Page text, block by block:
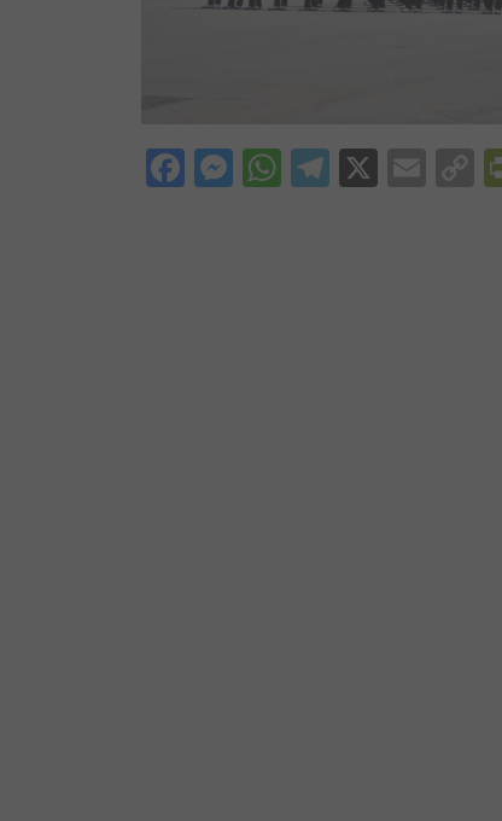
Facebook
Messenger
WhatsApp
Telegram
X